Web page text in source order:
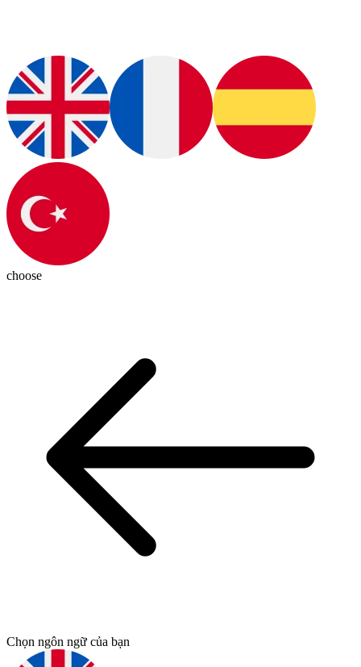
choose
Chọn ngôn ngữ của bạn